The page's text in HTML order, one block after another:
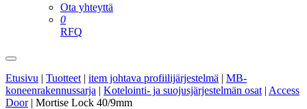
Ota yhteyttä
0
RFQ
Etusivu | Tuotteet | item johtava profiilijärjestelmä | MB-
koneenrakennussarja | Kotelointi- ja suojusjärjestelmän osat | Access
Door| Mortise Lock 40/9mm